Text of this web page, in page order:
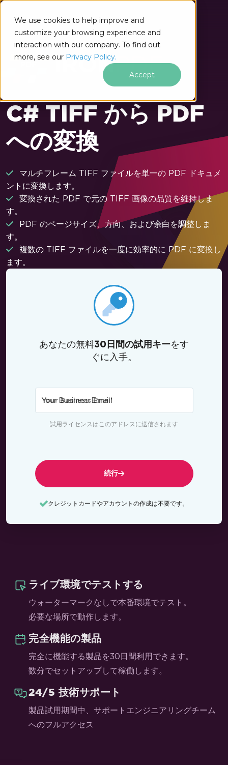
We use cookies to help improve and
customize your browsing experience and
interaction with our company. To find out
more, see our Privacy Policy.
Accept
フッターコンテンツにスキップ
C# TIFF から PDF
への変換
マルチフレーム TIFF ファイルを単一の PDF ドキュメ
ントに変換します。
変換された PDF で元の TIFF 画像の品質を維持しま
す。
PDF のページサイズ、方向、および余白を調整しま
す。
複数の TIFF ファイルを一度に効率的に PDF に変換し
ます。
あなたの無料30日間の試用キーをす
ぐに入手。
Your Business Email*
試用ライセンスはこのアドレスに送信されます
続行
クレジットカードやアカウントの作成は不要です。
ライブ環境でテストする
ウォーターマークなしで本番環境でテスト。
必要な場所で動作します。
完全機能の製品
完全に機能する製品を30日間利用できます。
数分でセットアップして稼働します。
24/5 技術サポート
製品試用期間中、サポートエンジニアリングチーム
へのフルアクセス